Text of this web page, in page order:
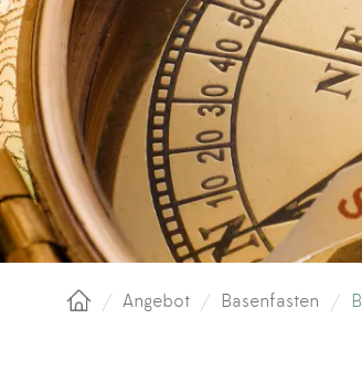
Startseite
/ Angebot / Basenfasten /